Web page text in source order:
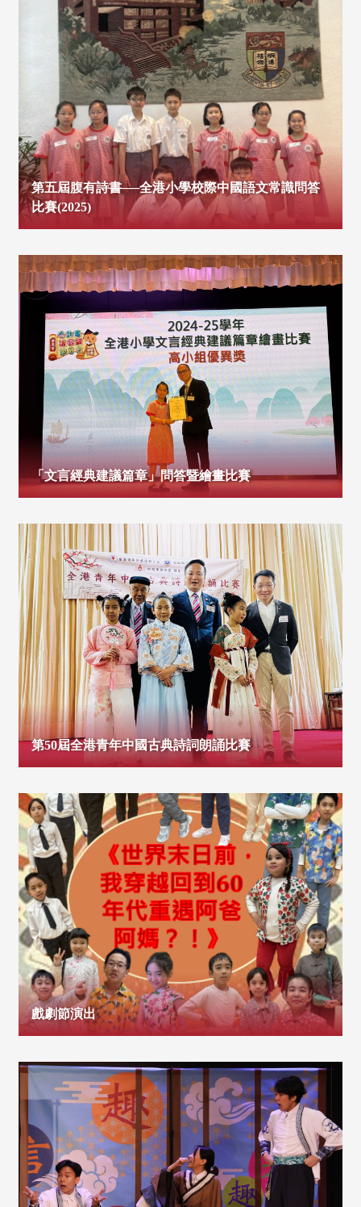
第五屆腹有詩書──全港小學校際中國語文常識問答
比賽(2025)
「文言經典建議篇章」問答暨繪畫比賽
第50屆全港青年中國古典詩詞朗誦比賽
戲劇節演出